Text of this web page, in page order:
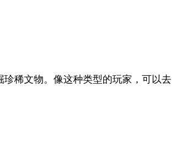
稀文物。像这种类型的玩家，可以去